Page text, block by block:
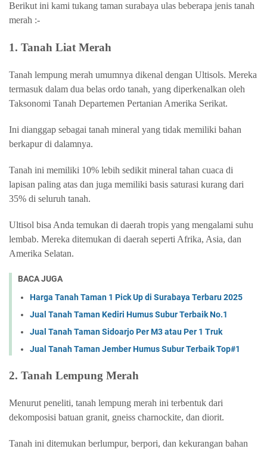
Berikut ini kami tukang taman surabaya ulas beberapa jenis tanah
merah :-
1. Tanah Liat Merah
Tanah lempung merah umumnya dikenal dengan Ultisols. Mereka
termasuk dalam dua belas ordo tanah, yang diperkenalkan oleh
Taksonomi Tanah Departemen Pertanian Amerika Serikat.
Ini dianggap sebagai tanah mineral yang tidak memiliki bahan
berkapur di dalamnya.
Tanah ini memiliki 10% lebih sedikit mineral tahan cuaca di
lapisan paling atas dan juga memiliki basis saturasi kurang dari
35% di seluruh tanah.
Ultisol bisa Anda temukan di daerah tropis yang mengalami suhu
lembab. Mereka ditemukan di daerah seperti Afrika, Asia, dan
Amerika Selatan.
BACA JUGA
Harga Tanah Taman 1 Pick Up di Surabaya Terbaru 2025
Jual Tanah Taman Kediri Humus Subur Terbaik No.1
Jual Tanah Taman Sidoarjo Per M3 atau Per 1 Truk
Jual Tanah Taman Jember Humus Subur Terbaik Top#1
2. Tanah Lempung Merah
Menurut peneliti, tanah lempung merah ini terbentuk dari
dekomposisi batuan granit, gneiss charnockite, dan diorit.
Tanah ini ditemukan berlumpur, berpori, dan kekurangan bahan